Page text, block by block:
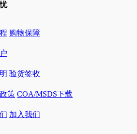
购物保障
验货签收
策 COA/MSDS下载
加入我们